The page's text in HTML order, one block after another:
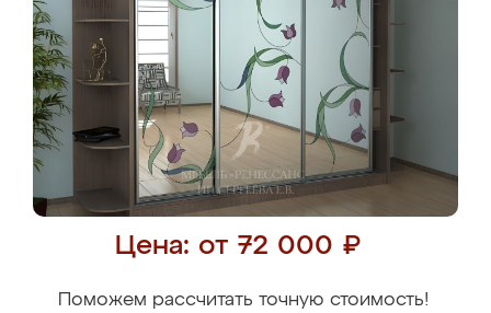
Цена: от 72 000 ₽
Поможем рассчитать точную стоимость!